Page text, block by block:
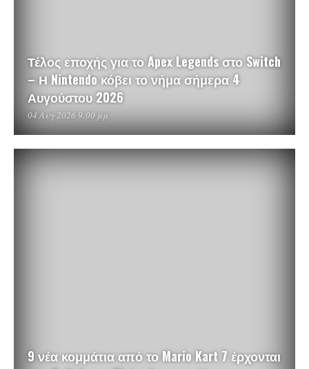
Τέλος εποχής για το Apex Legends στο Switch
– Η Nintendo κόβει το νήμα σήμερα 4
Αυγούστου 2026
04 Αυγ 2026 9:00 μμ
9 νέα κομμάτια από το Mario Kart 7 έρχονται